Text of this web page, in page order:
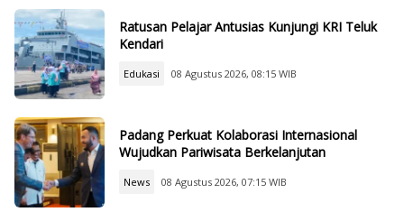
Ratusan Pelajar Antusias Kunjungi KRI Teluk
Kendari
Edukasi 08 Agustus 2026, 08:15 WIB
Padang Perkuat Kolaborasi Internasional
Wujudkan Pariwisata Berkelanjutan
News 08 Agustus 2026, 07:15 WIB